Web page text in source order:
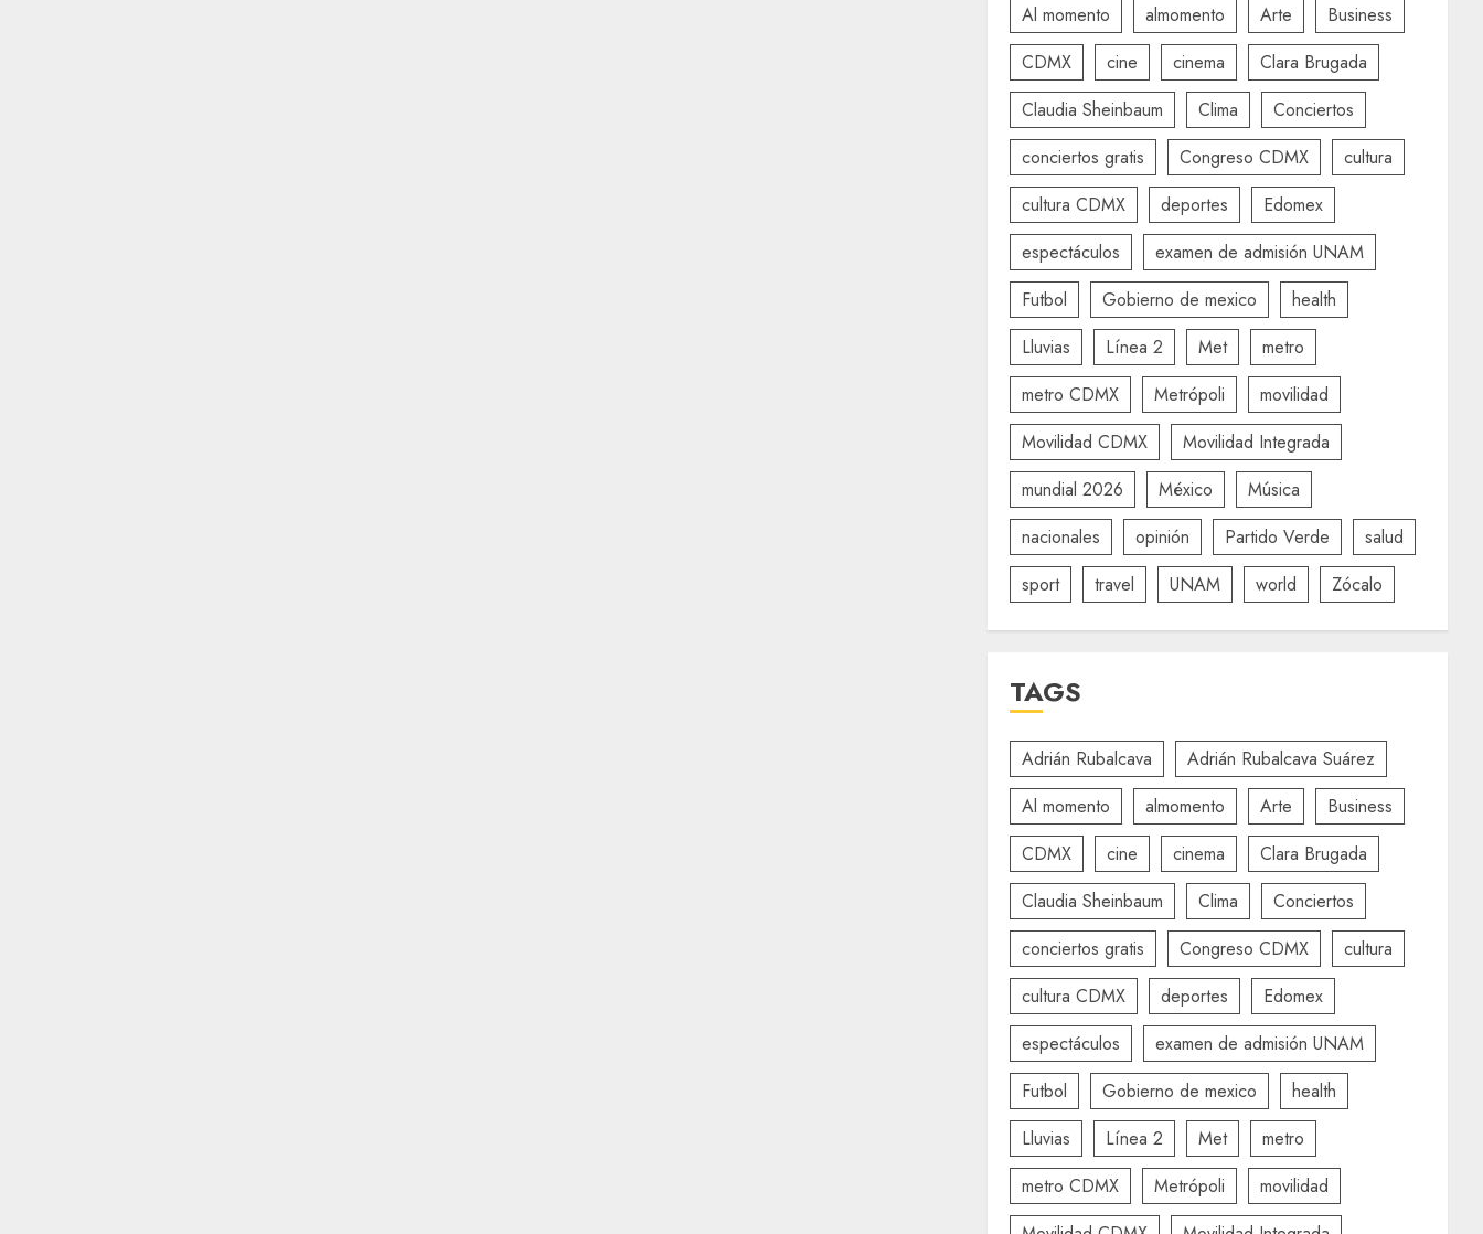
Al momento
almomento Arte
Business
CDMX
cine cinema
Clara Brugada
Claudia Sheinbaum
Clima
Conciertos
conciertos gratis
Congreso CDMX
cultura
cultura CDMX
deportes
Edomex
espectáculos
examen de admisión UNAM
Futbol
Gobierno de mexico
health
Lluvias
Línea 2 Met
metro
metro CDMX
Metrópoli
movilidad
Movilidad CDMX
Movilidad Integrada
mundial 2026
México
Música
nacionales
opinión Partido Verde
salud
sport
travel UNAM world Zócalo
TAGS
Adrián Rubalcava
Adrián Rubalcava Suárez
Al momento
almomento Arte
Business
CDMX
cine cinema
Clara Brugada
Claudia Sheinbaum
Clima
Conciertos
conciertos gratis
Congreso CDMX
cultura
cultura CDMX
deportes
Edomex
espectáculos
examen de admisión UNAM
Futbol
Gobierno de mexico
health
Lluvias
Línea 2 Met
metro
metro CDMX
Metrópoli
movilidad